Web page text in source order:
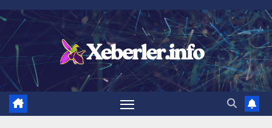
Skip
content